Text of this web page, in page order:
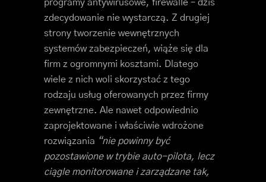
programy antywirusowe, firewalle – dziś
zdecydowanie nie wystarczą. Z drugiej
strony tworzenie wewnętrznych
systemów zabezpieczeń, wiąże się dla
firm z ogromnymi kosztami. Dlatego
wiele z nich woli skorzystać z tego
rodzaju usług oferowanych przez firmy
zewnętrzne. Ale nawet odpowiednio
zaprojektowane i właściwie wdrożone
rozwiązania “nie powinny być
pozostawione w trybie auto-pilota, lecz
ciągle monitorowane i zarządzane tak,